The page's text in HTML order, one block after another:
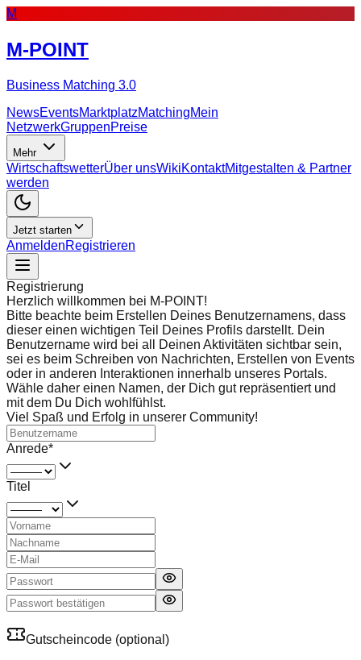
M
M-POINT
Business Matching 3.0
NewsEventsMarktplatzMatchingMein
NetzwerkGruppenPreise
Mehr
WirtschaftswetterÜber unsWikiKontaktMitgestalten & Partner
werden
Jetzt starten
AnmeldenRegistrieren
Registrierung
Herzlich willkommen bei M-POINT!
Bitte beachte beim Erstellen Deines Benutzernamens, dass
dieser einen wichtigen Teil Deines Profils darstellt. Dein
Benutzername wird bei all Deinen Aktivitäten sichtbar sein,
sei es beim Schreiben von Nachrichten, Erstellen von Events
oder in anderen Interaktionen innerhalb unseres Portals.
Wähle daher einen Namen, der Dich gut repräsentiert und
mit dem Du Dich wohlfühlst.
Viel Spaß und Erfolg in unserer Community!
Anrede*
Titel
Gutscheincode (optional)